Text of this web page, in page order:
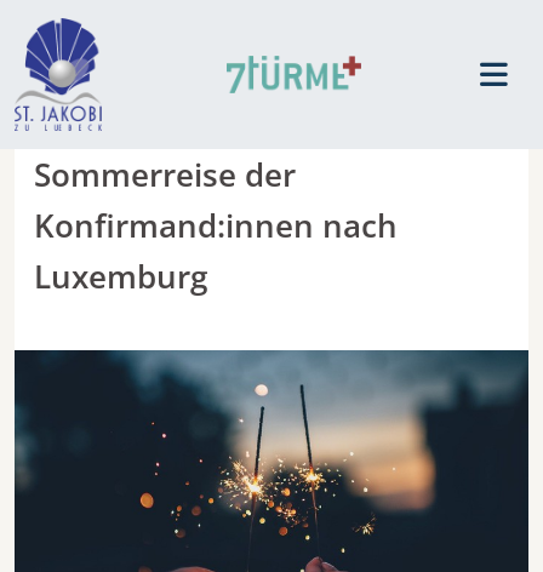
Sommerreise der
Konfirmand:innen nach
Luxemburg